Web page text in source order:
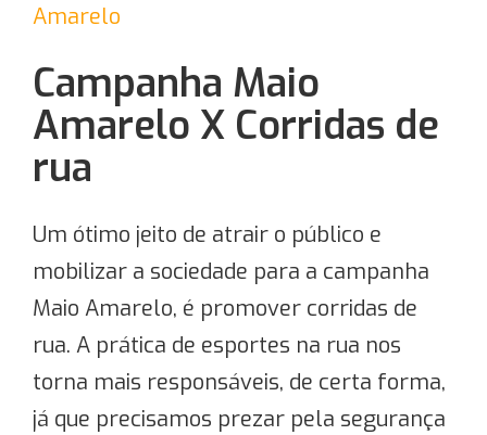
Amarelo
Campanha Maio
Amarelo X Corridas de
rua
Um ótimo jeito de atrair o público e
mobilizar a sociedade para a campanha
Maio Amarelo, é promover corridas de
rua. A prática de esportes na rua nos
torna mais responsáveis, de certa forma,
já que precisamos prezar pela segurança